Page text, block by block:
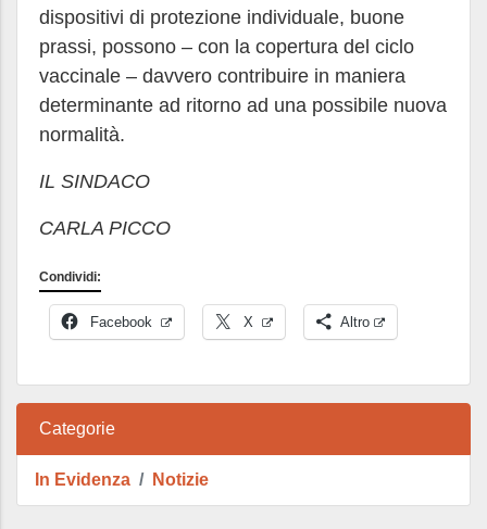
dispositivi di protezione individuale, buone
prassi, possono – con la copertura del ciclo
vaccinale – davvero contribuire in maniera
determinante ad ritorno ad una possibile nuova
normalità.
IL SINDACO
CARLA PICCO
Condividi:
Facebook X Altro
Categorie
In Evidenza Notizie